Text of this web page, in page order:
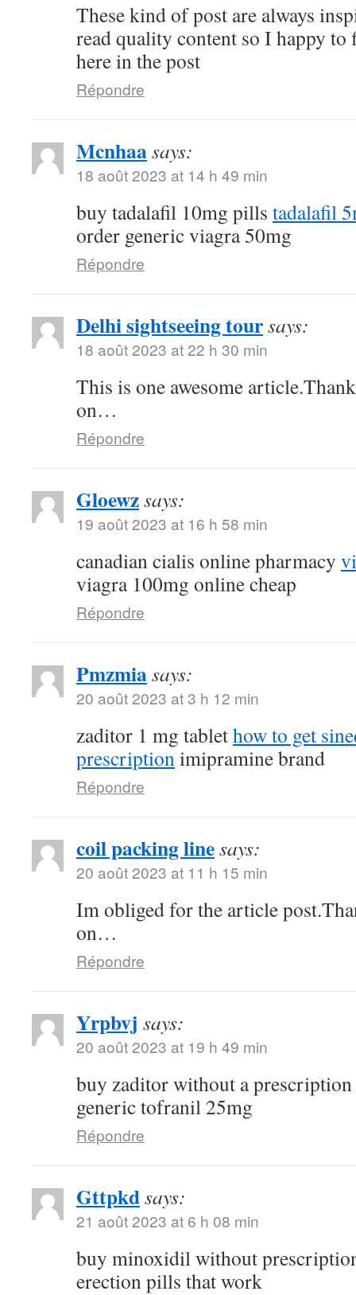
These kind of post are always
read quality content so I happy
here in the post
Répondre
Mcnhaasays:
18 août 2023 at 14 h 49 min
buy tadalafil 10mg pills tadalafil
order generic viagra 50mg
Répondre
Delhi sightseeing toursays:
18 août 2023 at 22 h 30 min
This is one awesome
on…
Répondre
Gloewzsays:
19 août 2023 at 16 h 58 min
canadian cialis online pharmacy
viagra 100mg online cheap
Répondre
Pmzmiasays:
20 août 2023 at 3 h 12 min
zaditor 1 mg tablethow to get
prescriptionimipramine brand
Répondre
coil packing linesays:
20 août 2023 at 11 h 15 min
Im obliged for the article
on…
Répondre
Yrpbvj says:
20 août 2023 at 19 h 49 min
buy zaditor without a prescription
generic tofranil 25mg
Répondre
Gttpkdsays:
21 août 2023 at 6 h 08 min
buy minoxidil without
erection pills that work